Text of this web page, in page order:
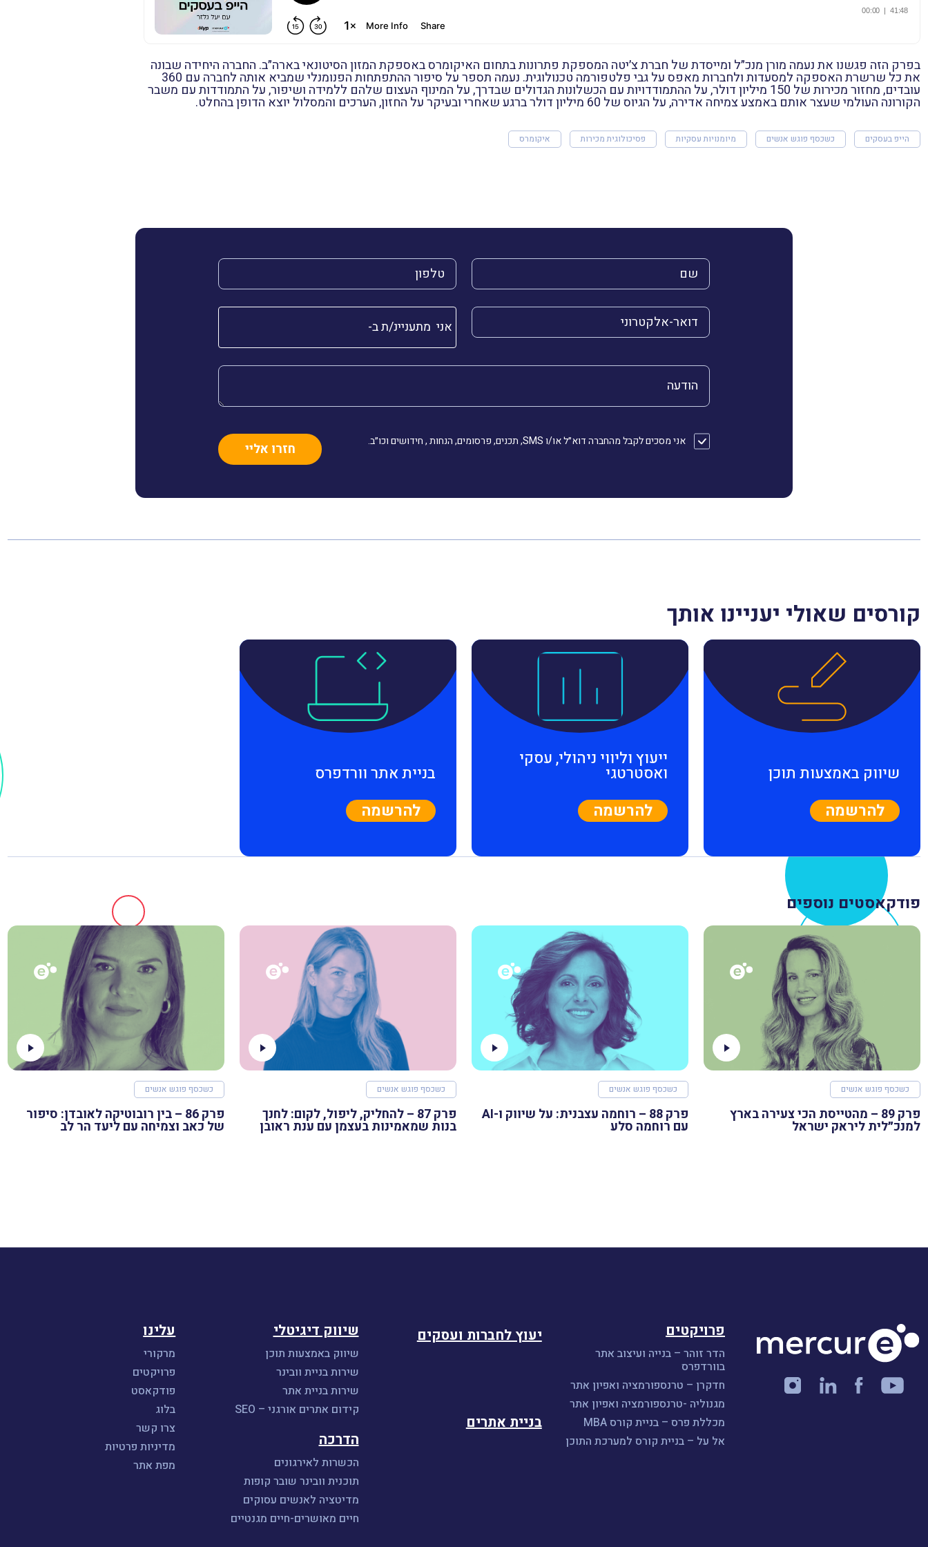
בפרק הזה פגשנו את נעמה מורן מנכ״ל ומייסדת של חברת צ׳יטה המספקת פתרונות בתחום האיקומרס באספקת המזון הסיטונאי בארה״ב. החברה היחידה שבונה
את כל שרשרת האספקה למסעדות ולחברות מאפס על גבי פלטפורמה טכנולוגית. נעמה תספר על סיפור ההתפתחות הפנומנלי שמביא אותה לחברה עם 360
עובדים, מחזור מכירות של 150 מיליון דולר, על ההתמודדויות עם הכשלונות הגדולים שבדרך, על המינוף העצום שלהם ללמידה ושיפור, על התמודדות עם משבר
הקורונה העולמי שעצר אותם באמצע צמיחה אדירה, על הגיוס של 60 מיליון דולר ברגע שאחרי ובעיקר על החזון, הערכים והמסלול יוצא הדופן בהחלט.
הייפ בעסקים כשכסף פוגש אנשים מיומנויות עסקיות פסיכולוגית מכירות איקומרס
השם שלך (חובה) הטלפון שלך (חובה)
הדואר האלקטרוני שלך (חובה)
הודעה
אני מסכים לקבל מהחברה דוא״ל או/ו SMS, תכנים, פרסומים, הנחות , חידושים וכו״ב.
קורסים שאולי יעניינו אותך
שיווק באמצעות תוכן
להרשמה
ייעוץ וליווי ניהולי, עסקי
ואסטרטגי
להרשמה
בניית אתר וורדפרס
להרשמה
פודקאסטים נוספים
כשכסף פוגש אנשים
פרק 89 – מהטייסת הכי צעירה בארץ
למנכ״לית ליראק ישראל
כשכסף פוגש אנשים
פרק 88 – רוחמה עצבנית: על שיווק ו-AI
עם רוחמה סלע
כשכסף פוגש אנשים
פרק 87 – להחליק, ליפול, לקום: לחנך
בנות שמאמינות בעצמן עם ענת ראובן
כשכסף פוגש אנשים
פרק 86 – בין רובוטיקה לאובדן: סיפור
של כאב וצמיחה עם ליעד הר לב
פרויקטים
הדר זוהר – בנייה ועיצוב אתר
בוורדפרס
חדקרן – טרנספורמציה ואפיון אתר
מגנוליה -טרנספורמציה ואפיון אתר
מכללת פרס – בניית קורס MBA
אל על – בניית קורס למערכת התוכן
יעוץ לחברות ועסקים
בניית אתרים
שיווק דיגיטלי
שיווק באמצעות תוכן
שירות בניית וובינר
שירות בניית אתר
קידום אתרים אורגני – SEO
הדרכה
הכשרות לאירגונים
תוכנית וובינר שובר קופות
מדיטציה לאנשים עסוקים
חיים מאושרים-חיים מגנטיים
עלינו
מרקורי
פרויקטים
פודקאסט
בלוג
צרו קשר
מדיניות פרטיות
מפת אתר